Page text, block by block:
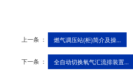
上一条 ： 燃气调压站(柜)简介及操...
下一条 ： 全自动切换氧气汇流排装置...